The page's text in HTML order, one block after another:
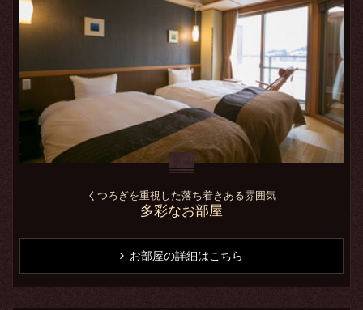
くつろぎを重視した落ち着きある雰囲気
多彩なお部屋
お部屋の詳細はこちら